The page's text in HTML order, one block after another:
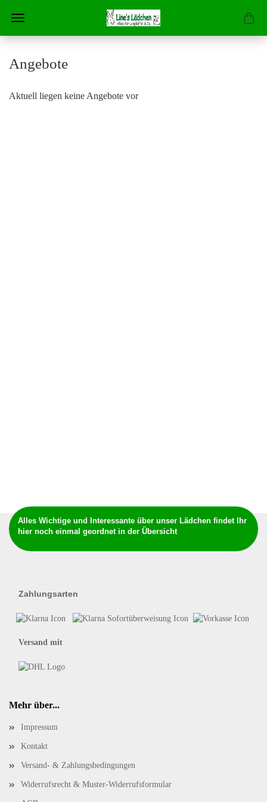
Angebote
Aktuell liegen keine Angebote vor
Alles Wichtige und Interessante über unser Lädchen findet Ihr
hier noch einmal geordnet in der Übersicht
Zahlungsarten
Versand mit
Mehr über...
Impressum
Kontakt
Versand- & Zahlungsbedingungen
Widerrufsrecht & Muster-Widerrufsformular